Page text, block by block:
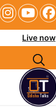
Live now